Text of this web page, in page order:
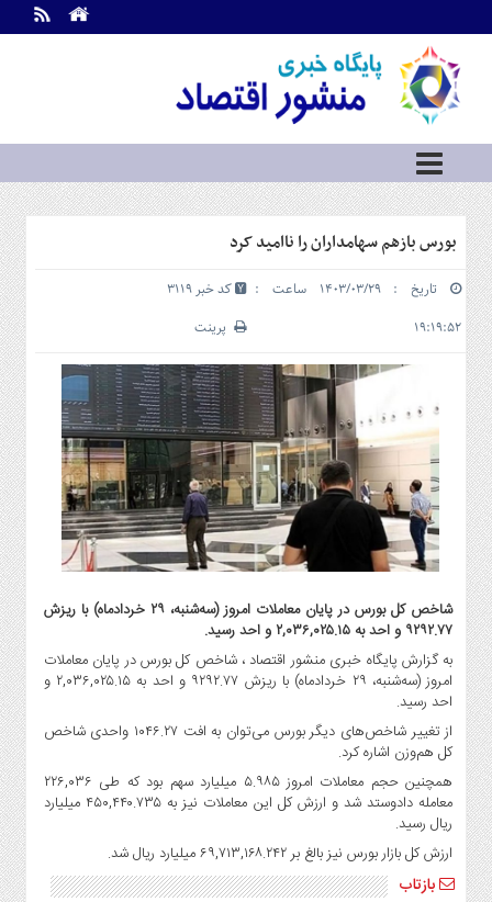
اطلاعات
تماس
ما
درباره
ما
سرویس
ها
بازار
سرمایه
و
بورس
و
شهری
گاز
و
پتروشیمی
و
خودرو
استارت
آپ
و
فن
آوری
بانک
،
بیمه
و
ارز
بورس بازهم سهامداران را ناامید کرد
تاریخ : ۱۴۰۳/۰۳/۲۹ ساعت :
۱۹:۱۹:۵۲
کد خبر 3119
پرینت
شاخص کل بورس در پایان معاملات امروز (سه‌شنبه، ۲۹ خردادماه) با ریزش
۹۲۹۲.۷۷ و احد به ۲,۰۳۶,۰۲۵.۱۵ و احد رسید.
به گزارش پایگاه خبری منشور اقتصاد ، شاخص کل بورس در پایان معاملات
امروز (سه‌شنبه، ۲۹ خردادماه) با ریزش ۹۲۹۲.۷۷ و احد به ۲,۰۳۶,۰۲۵.۱۵ و
احد رسید.
از تغییر شاخص‌های دیگر بورس می‌توان به افت ۱۰۴۶.۲۷ واحدی شاخص
کل هم‌وزن اشاره کرد.
همچنین حجم معاملات امروز ۵.۹۸۵ میلیارد سهم بود که طی ۲۲۶,۰۳۶
معامله دادوستد شد و ارزش کل این معاملات نیز به ۴۵۰,۴۴۰.۷۳۵ میلیارد
ریال رسید.
ارزش کل بازار بورس نیز بالغ بر ۶۹,۷۱۳,۱۶۸.۲۴۲ میلیارد ریال شد.
بازتاب